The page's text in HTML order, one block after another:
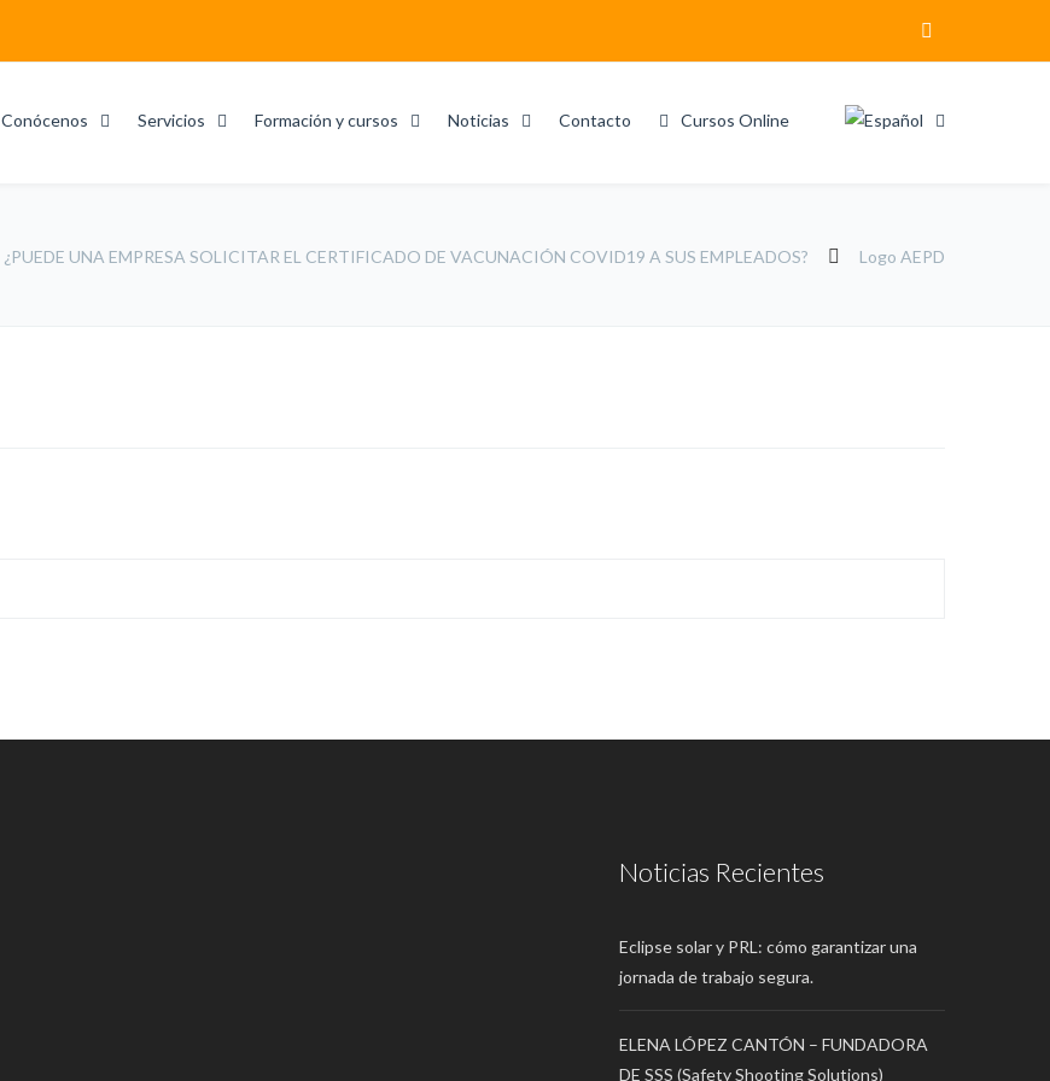
Conócenos Servicios Formación y cursos Noticias Contacto Cursos Online
¿PUEDE UNA EMPRESA SOLICITAR EL CERTIFICADO DE VACUNACIÓN COVID19 A SUS EMPLEADOS? Logo AEPD
Noticias Recientes
Eclipse solar y PRL: cómo garantizar una
jornada de trabajo segura.
ELENA LÓPEZ CANTÓN – FUNDADORA
DE SSS (Safety Shooting Solutions)